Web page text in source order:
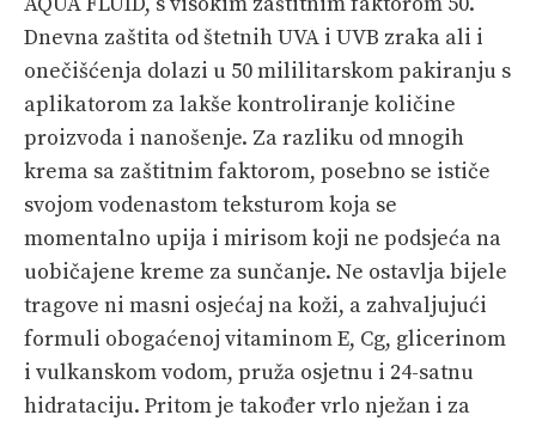
Dnevna zaštita od štetnih UVA i UVB zraka ali i
onečišćenja dolazi u 50 mililitarskom pakiranju s
aplikatorom za lakše kontroliranje količine
proizvoda i nanošenje. Za razliku od mnogih
krema sa zaštitnim faktorom, posebno se ističe
svojom vodenastom teksturom koja se
momentalno upija i mirisom koji ne podsjeća na
uobičajene kreme za sunčanje. Ne ostavlja bijele
tragove ni masni osjećaj na koži, a zahvaljujući
formuli obogaćenoj vitaminom E, Cg, glicerinom
i vulkanskom vodom, pruža osjetnu i 24-satnu
hidrataciju. Pritom je također vrlo nježan i za